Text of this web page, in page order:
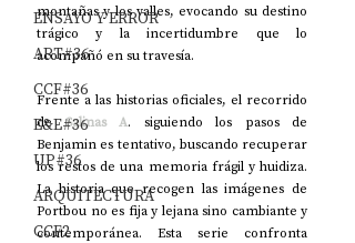
ENSAYO Y ERROR
ART#36
CCF#36
E&E#36
UP#36
ARQUITECTURA
CCF2
montañas y los valles, evocando su destino
trágico y la incertidumbre que lo
acompañó en su travesía.
Frente a las historias oficiales, el recorrido
de Salinas A. siguiendo los pasos de
Benjamin es tentativo, buscando recuperar
los restos de una memoria frágil y huidiza.
La historia que recogen las imágenes de
Portbou no es fija y lejana sino cambiante y
contemporánea. Esta serie confronta